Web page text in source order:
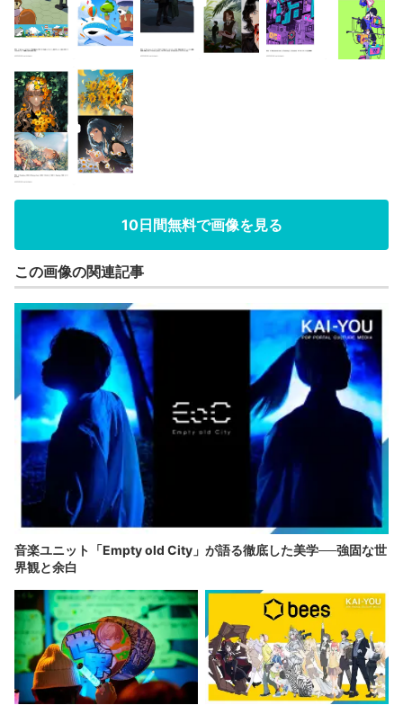
10日間無料で画像を見る
この画像の関連記事
音楽ユニット「Empty old City」が語る徹底した美学──強固な世
界観と余白